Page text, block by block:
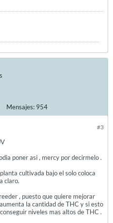
Mensajes: 954
#3
poner asi , mercy por decirmelo .
cultivada bajo el solo coloca
claro.
, puesto que quiere mejorar
la cantidad de THC y si esto
niveles mas altos de THC .